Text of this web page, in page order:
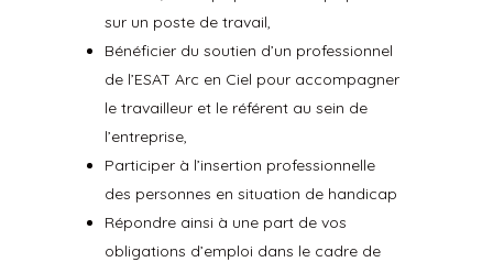
sur un poste de travail,
Bénéficier du soutien d’un professionnel
de l’ESAT Arc en Ciel pour accompagner
le travailleur et le référent au sein de
l’entreprise,
Participer à l’insertion professionnelle
des personnes en situation de handicap
Répondre ainsi à une part de vos
obligations d’emploi dans le cadre de